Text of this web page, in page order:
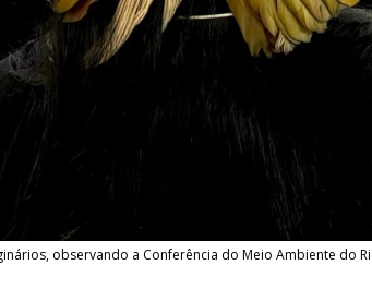
observando a Conferência do Meio Ambiente do